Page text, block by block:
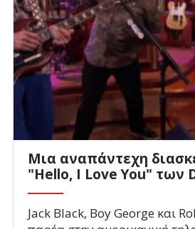
Μια αναπάντεχη
"Hello, I Love You" των
Jack Black, Boy George και